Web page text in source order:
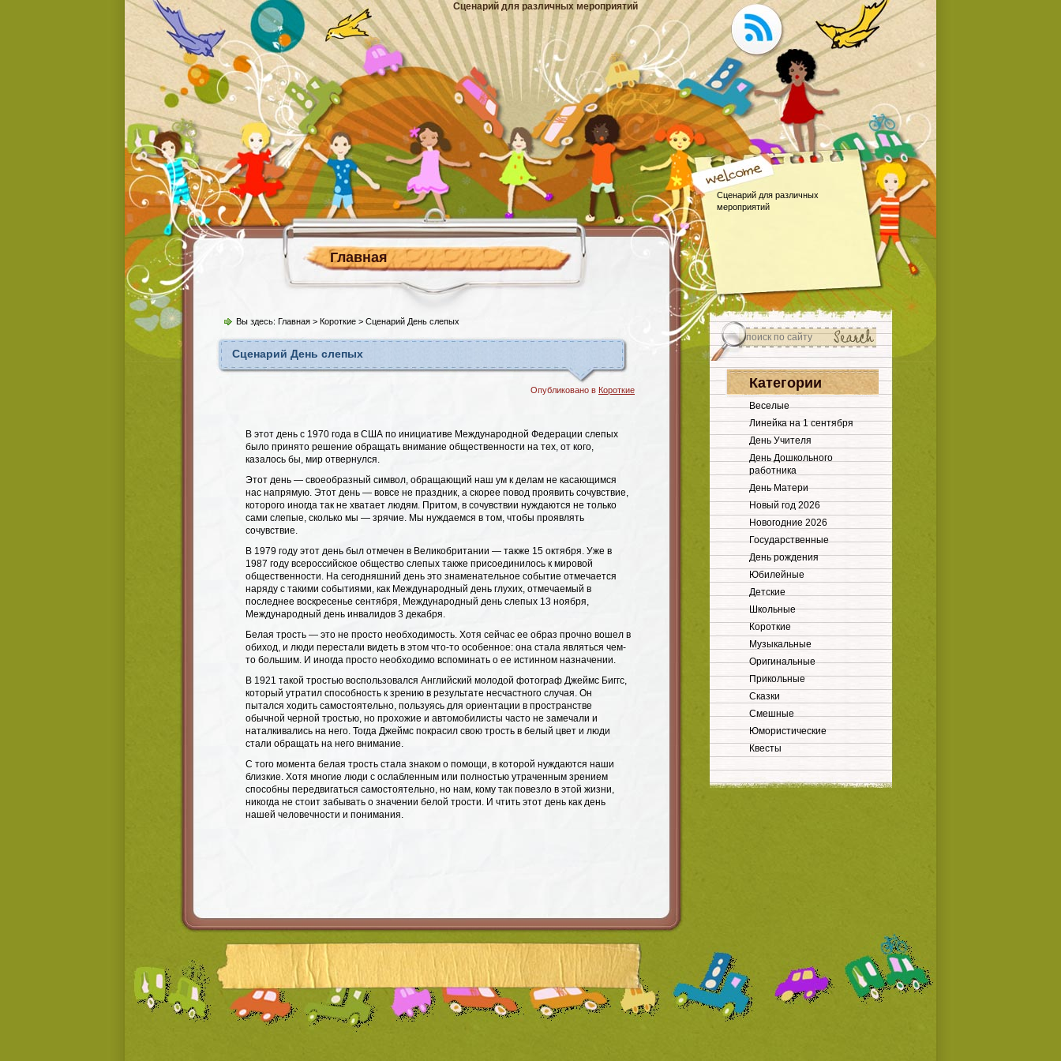
Сценарий для различных мероприятий
Главная
Сценарий для различных
мероприятий
Вы здесь: Главная > Короткие > Сценарий День слепых
Сценарий День слепых
Опубликовано в Короткие
В этот день с 1970 года в США по инициативе Международной Федерации слепых
было принято решение обращать внимание общественности на тех, от кого,
казалось бы, мир отвернулся.
Этот день — своеобразный символ, обращающий наш ум к делам не касающимся
нас напрямую. Этот день — вовсе не праздник, а скорее повод проявить сочувствие,
которого иногда так не хватает людям. Притом, в сочувствии нуждаются не только
сами слепые, сколько мы — зрячие. Мы нуждаемся в том, чтобы проявлять
сочувствие.
В 1979 году этот день был отмечен в Великобритании — также 15 октября. Уже в
1987 году всероссийское общество слепых также присоединилось к мировой
общественности. На сегодняшний день это знаменательное событие отмечается
наряду с такими событиями, как Международный день глухих, отмечаемый в
последнее воскресенье сентября, Международный день слепых 13 ноября,
Международный день инвалидов 3 декабря.
Белая трость — это не просто необходимость. Хотя сейчас ее образ прочно вошел в
обиход, и люди перестали видеть в этом что-то особенное: она стала являться чем-
то большим. И иногда просто необходимо вспоминать о ее истинном назначении.
В 1921 такой тростью воспользовался Английский молодой фотограф Джеймс Биггс,
который утратил способность к зрению в результате несчастного случая. Он
пытался ходить самостоятельно, пользуясь для ориентации в пространстве
обычной черной тростью, но прохожие и автомобилисты часто не замечали и
наталкивались на него. Тогда Джеймс покрасил свою трость в белый цвет и люди
стали обращать на него внимание.
С того момента белая трость стала знаком о помощи, в которой нуждаются наши
близкие. Хотя многие люди с ослабленным или полностью утраченным зрением
способны передвигаться самостоятельно, но нам, кому так повезло в этой жизни,
никогда не стоит забывать о значении белой трости. И чтить этот день как день
нашей человечности и понимания.
Категории
Веселые
Линейка на 1 сентября
День Учителя
День Дошкольного
работника
День Матери
Новый год 2026
Новогодние 2026
Государственные
День рождения
Юбилейные
Детские
Школьные
Короткие
Музыкальные
Оригинальные
Прикольные
Сказки
Смешные
Юмористические
Квесты